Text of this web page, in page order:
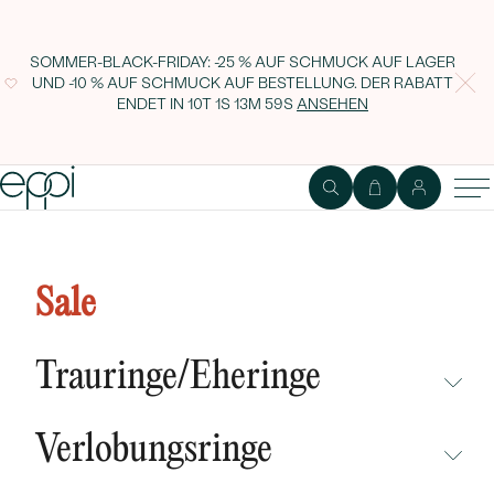
SOMMER-BLACK-FRIDAY: -25 % AUF SCHMUCK AUF LAGER
UND -10 % AUF SCHMUCK AUF BESTELLUNG. DER RABATT
ENDET IN 10T 1S 13M 59SANSEHEN
Sale
Trauringe/Eheringe
NEUHEITEN
Verlobungsringe
Anhänger mit Moissaniten Froze